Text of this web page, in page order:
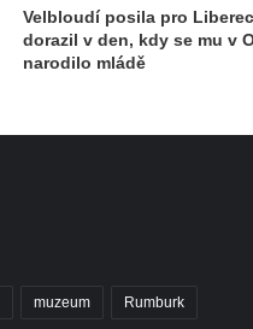
Velbloudí posila pro
dorazil v den, kdy se mu v
narodilo mládě
muzeum Rumburk